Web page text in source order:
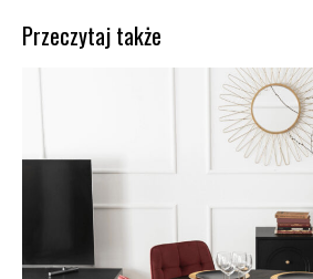
Przeczytaj także